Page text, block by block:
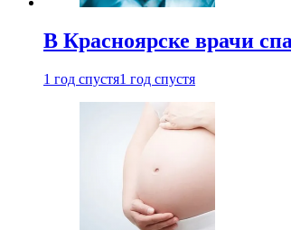
В Красноярске врачи
1 год спустя1 год спустя